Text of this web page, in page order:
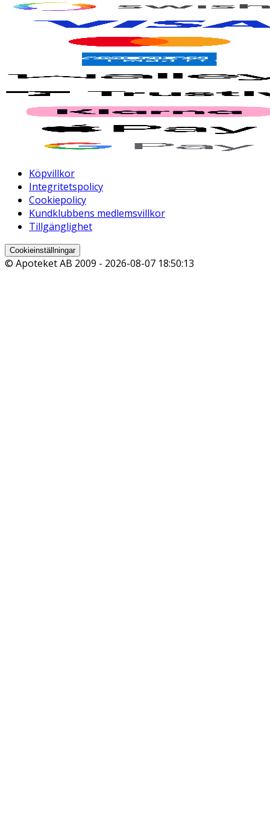
Köpvillkor
Integritetspolicy
Cookiepolicy
Kundklubbens medlemsvillkor
Tillgänglighet
Cookieinställningar
© Apoteket AB 2009 - 2026-08-07 18:50:13